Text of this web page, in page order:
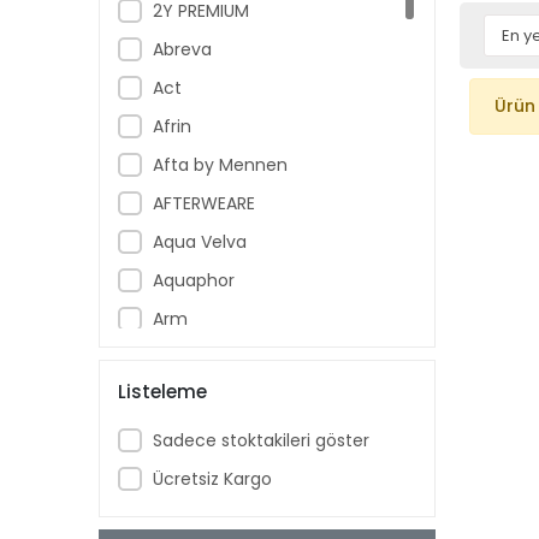
2Y PREMIUM
Abreva
Act
Afrin
Afta by Mennen
AFTERWEARE
Aqua Velva
Aquaphor
Arm
Aspercreme
Aussie
Aveeno Baby
Listeleme
Sadece stoktakileri göster
Ücretsiz Kargo